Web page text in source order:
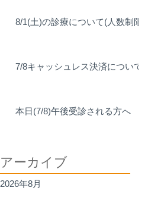
8/1(土)の診療について(人数制限)
7/8キャッシュレス決済について
本日(7/8)午後受診される方へ
アーカイブ
2026年8月